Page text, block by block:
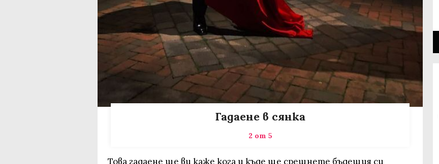
Гадаене в сянка
2 от 5
Това гадаене ще ви каже кога и къде ще срещнете бъдещия си